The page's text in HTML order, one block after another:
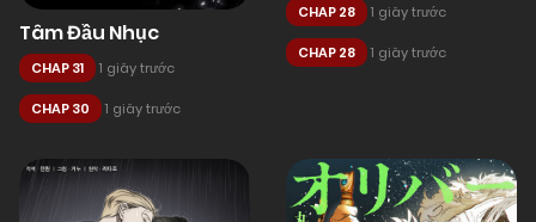
Tâm Đầu Nhục
CHAP 31 1 giây trước
CHAP 30 1 giây trước
CHAP 28 1 giây trước
CHAP 28 1 giây trước